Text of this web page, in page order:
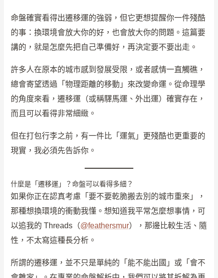
命盤確實看得出遷移運的強弱，但它更想提醒你一件殘酷
的事：換環境會放大你的好，也會放大你的問題。這篇要
講的，就是怎麼先把自己準備好，再決定要不要出走。
許多人在原本的城市感到發展受限，或者感情一直觸礁，
總會寄望透過「物理距離的移動」來改變命運。從命理學
的角度來看，遷移運（或稱驛馬運、外出運）確實存在，
而且可以看得非常細緻。
但在打包行李之前，有一件比「運氣」更殘酷也更重要的
現實，我必須先告訴你。
什麼是「遷移運」？命盤可以看得多細？
如果你正在認真考慮「要不要乾脆搬去別的城市重來」，
那種想換環境的衝動我懂。想知道我平常怎麼想事情，可
以追我的 Threads（@feathersmur），那邊比較生活、隨
性，不太寫這種長分析。
所謂的遷移運，並不只是單純的「能不能出國」或「會不